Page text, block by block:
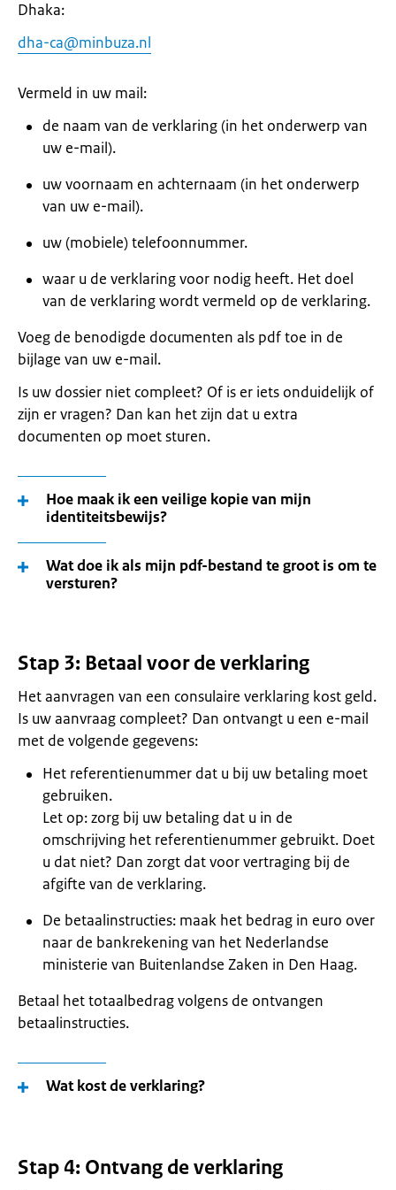
Dhaka:
dha-ca@minbuza.nl
Vermeld in uw mail:
de naam van de verklaring (in het onderwerp van
uw e-mail).
uw voornaam en achternaam (in het onderwerp
van uw e-mail).
uw (mobiele) telefoonnummer.
waar u de verklaring voor nodig heeft. Het doel
van de verklaring wordt vermeld op de verklaring.
Voeg de benodigde documenten als pdf toe in de
bijlage van uw e-mail.
Is uw dossier niet compleet? Of is er iets onduidelijk of
zijn er vragen? Dan kan het zijn dat u extra
documenten op moet sturen.
Hoe maak ik een veilige kopie van mijn
identiteitsbewijs?
Wat doe ik als mijn pdf-bestand te groot is om te
versturen?
Stap 3: Betaal voor de verklaring
Het aanvragen van een consulaire verklaring kost geld.
Is uw aanvraag compleet? Dan ontvangt u een e-mail
met de volgende gegevens:
Het referentienummer dat u bij uw betaling moet
gebruiken.
Let op: zorg bij uw betaling dat u in de
omschrijving het referentienummer gebruikt. Doet
u dat niet? Dan zorgt dat voor vertraging bij de
afgifte van de verklaring.
De betaalinstructies: maak het bedrag in euro over
naar de bankrekening van het Nederlandse
ministerie van Buitenlandse Zaken in Den Haag.
Betaal het totaalbedrag volgens de ontvangen
betaalinstructies.
Wat kost de verklaring?
Stap 4: Ontvang de verklaring